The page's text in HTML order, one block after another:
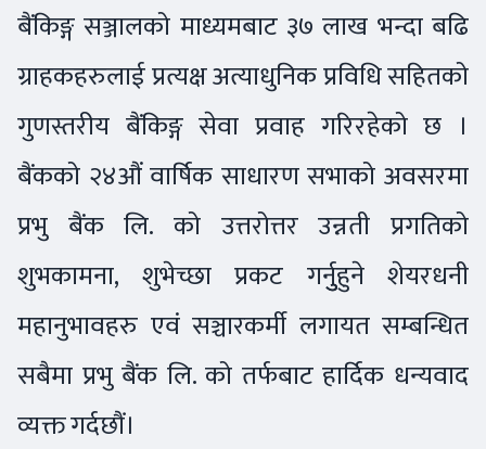
बैंकिङ्ग सञ्जालको माध्यमबाट ३७ लाख भन्दा बढि
ग्राहकहरुलाई प्रत्यक्ष अत्याधुनिक प्रविधि सहितको
गुणस्तरीय बैंकिङ्ग सेवा प्रवाह गरिरहेको छ ।
बैंकको २४औं वार्षिक साधारण सभाको अवसरमा
प्रभु बैंक लि. को उत्तरोत्तर उन्नती प्रगतिको
शुभकामना, शुभेच्छा प्रकट गर्नुुहुने शेयरधनी
महानुभावहरु एवं सञ्चारकर्मी लगायत सम्बन्धित
सबैमा प्रभु बैंक लि. को तर्फबाट हार्दिक धन्यवाद
व्यक्त गर्दछौं।